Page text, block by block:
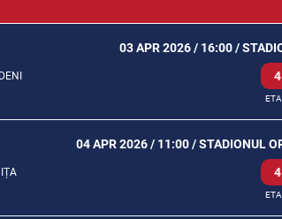
03 APR 2026 / 16:00 /
04 APR 2026 / 11:00 / STADIONUL